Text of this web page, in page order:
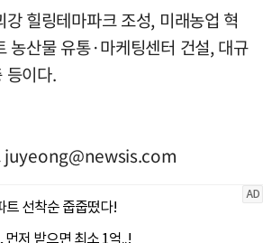
힐링테마파크 조성, 미래농업 혁
농산물 유통·마케팅센터 건설, 대규
등이다.
juyeong@newsis.com